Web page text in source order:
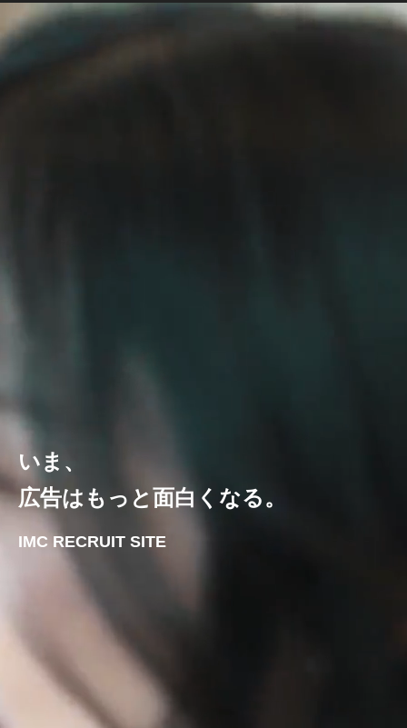
いま、
広告はもっと面白くなる。
IMC RECRUIT SITE